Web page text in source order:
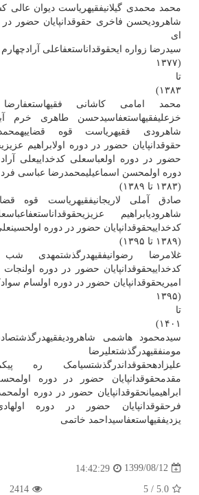
محمد محمدی گیلانیفقیهریاست دیوان
شاهرودیحسن فاخری حقوقدانپایان حضور در
ای
سیدرضا زواره ایحقوقداناستعفاعلی آرادچهارم
(۱۳۷۷
تا
۱۳۸۳)
محمد امامی کاشانی فقیهاستعفارضا
خزعلیفقیهاستعفاسیدحسن طاهری خرم
شاهرودی فقیهریاست قوه
حقوقدانپایان حضور در دوره اولابراهیم
حضور در دوره اولعباسعلی کدخداییعلی
دوره اولمحسن اسماعیلیمحمدرضا عباسی
(۱۳۸۳ تا ۱۳۸۹)
صادق آملی لاریجانیفقیهریاست قوه
شاهرودیابراهیم
کدخداییحقوقدانپایان حضور در دوره
(۱۳۸۹ تا ۱۳۹۵)
غلامرضا رضوانیفقیهدرگذشتمهدی
کدخداییحقوقدانپایان حضور در دوره اولنجات
امیریحقوقدانپایان حضور در دوره اولسام
(۱۳۹۵
تا
۱۴۰۱)
سیدمحمود هاشمی
مومنفقیهدرگذشتعلیرضا
علیزادهحقوقداندرگذشتسیامک ره
مقدمحقوقدانپایان حضور در دوره
ابراهیمیانحقوقدانپایان حضور در دوره
فرحقوقدانپایان حضور در دوره
یزدیفقیهاستعفاسیداحمد خاتمی
1399/08/12
14:42:29
5.0
/
5
2414